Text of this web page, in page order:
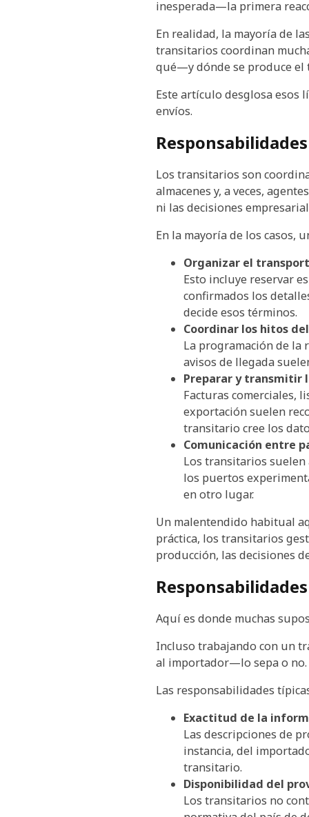
inesperada—la primera
En realidad, la mayoría de
transitarios coordinan
qué—y dónde se produce el
Este artículo desglosa esos
envíos.
Los transitarios son
almacenes y, a veces,
ni las decisiones
En la mayoría de los casos,
Organizar el
Esto incluye reservar
confirmados los
decide esos términos.
Coordinar los hitos
La programación de la
avisos de llegada
Preparar y transmitir
Facturas comerciales,
exportación suelen
transitario cree los
Comunicación entre
Los transitarios suelen
los puertos
en otro lugar.
Un malentendido habitual
práctica, los transitarios
producción, las decisiones
Aquí es donde muchas
Incluso trabajando con un
al importador—lo sepa o no.
Las responsabilidades
Exactitud de la
Las descripciones de
instancia, del
transitario.
Disponibilidad del
Los transitarios no